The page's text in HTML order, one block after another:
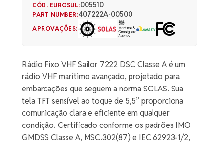
CÓD. EUROSUL:005510
PART NUMBER:407222A-00500
APROVAÇÕES:
Rádio Fixo VHF Sailor 7222 DSC Classe A é um
rádio VHF marítimo avançado, projetado para
embarcações que seguem a norma SOLAS. Sua
tela TFT sensível ao toque de 5,5” proporciona
comunicação clara e eficiente em qualquer
condição. Certificado conforme os padrões IMO
GMDSS Classe A, MSC.302(87) e IEC 62923-1/2,